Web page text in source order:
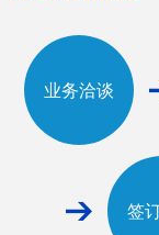
业务洽谈
签